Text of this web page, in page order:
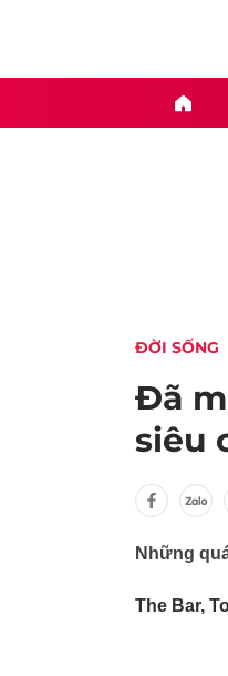
ĐỜI SỐNG
Đã
siêu
Những
The Bar,